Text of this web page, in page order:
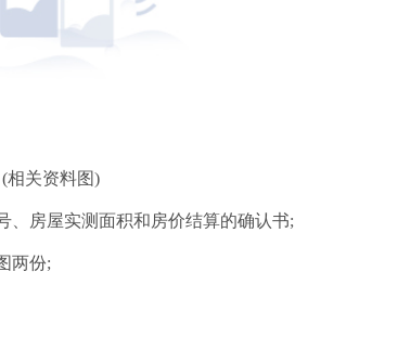
(相关资料图)
、房屋实测面积和房价结算的确认书;
两份;